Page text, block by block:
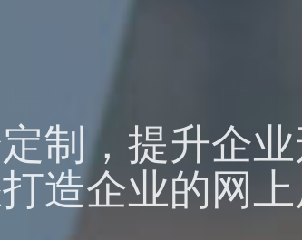
光，让用户
网上找到您的